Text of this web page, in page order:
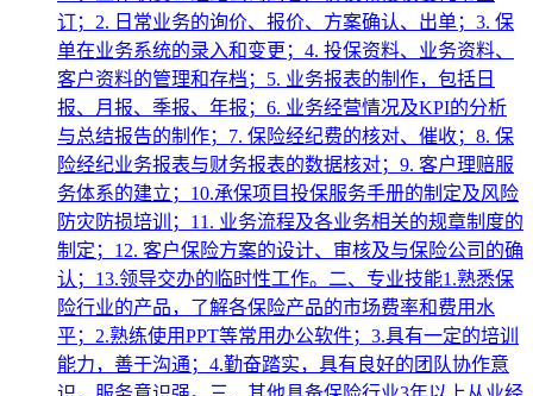
订；2. 日常业务的询价、报价、方案确认、出单；3. 保
单在业务系统的录入和变更；4. 投保资料、业务资料、
客户资料的管理和存档；5. 业务报表的制作，包括日
报、月报、季报、年报；6. 业务经营情况及KPI的分析
与总结报告的制作；7. 保险经纪费的核对、催收；8. 保
险经纪业务报表与财务报表的数据核对；9. 客户理赔服
务体系的建立；10.承保项目投保服务手册的制定及风险
防灾防损培训；11. 业务流程及各业务相关的规章制度的
制定；12. 客户保险方案的设计、审核及与保险公司的确
认；13.领导交办的临时性工作。二、专业技能1.熟悉保
险行业的产品，了解各保险产品的市场费率和费用水
平；2.熟练使用PPT等常用办公软件；3.具有一定的培训
能力，善于沟通；4.勤奋踏实，具有良好的团队协作意